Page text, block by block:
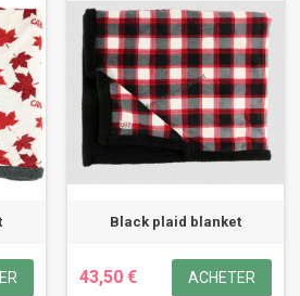
Black plaid blanket
43,50 € ACHETER